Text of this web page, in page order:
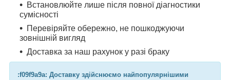
Встановлюйте лише після повної діагностики
сумісності
Перевіряйте обережно, не пошкоджуючи
зовнішній вигляд
Доставка за наш рахунок у разі браку
:f09f9a9a: Доставку здійснюємо найпопулярнішими